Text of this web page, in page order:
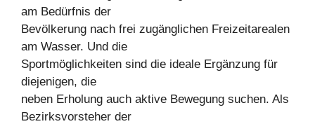
am Bedürfnis der
Bevölkerung nach frei zugänglichen Freizeitarealen
am Wasser. Und die
Sportmöglichkeiten sind die ideale Ergänzung für
diejenigen, die
neben Erholung auch aktive Bewegung suchen. Als
Bezirksvorsteher der